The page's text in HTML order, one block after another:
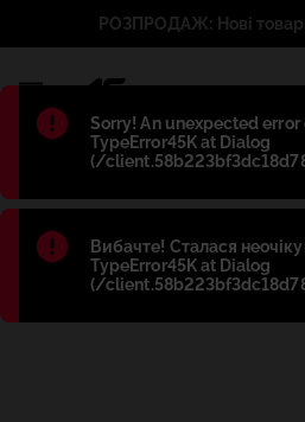
Błąd:
Sorry! An unexpected
TypeError45K at Dialog
(/
Błąd:
Вибачте! Сталася
TypeError45K at Dialog
(/
РОЗПРОДАЖ: Нові